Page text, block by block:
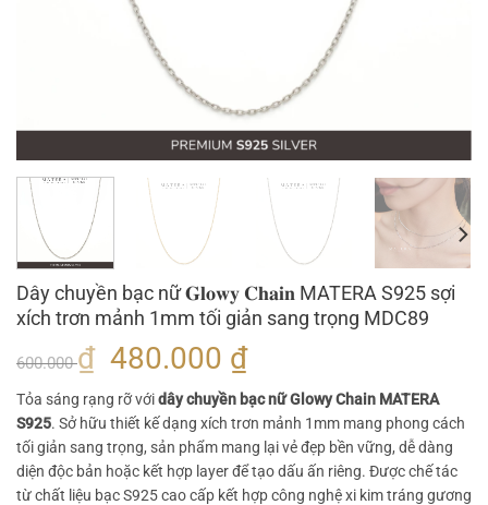
Dây chuyền bạc nữ 𝐆𝐥𝐨𝐰𝐲 𝐂𝐡𝐚𝐢𝐧 MATERA S925 sợi
xích trơn mảnh 1mm tối giản sang trọng MDC89
600.000₫ Giá
gốc
là:
600.000 ₫.
480.000 ₫Giá
hiện
tại
là:
480.000 ₫.
Tỏa sáng rạng rỡ vớidây chuyền bạc nữ Glowy Chain MATERA
S925. Sở hữu thiết kế dạng xích trơn mảnh 1mm mang phong cách
tối giản sang trọng, sản phẩm mang lại vẻ đẹp bền vững, dễ dàng
diện độc bản hoặc kết hợp layer để tạo dấu ấn riêng. Được chế tác
từ chất liệu bạc S925 cao cấp kết hợp công nghệ xi kim tráng gương